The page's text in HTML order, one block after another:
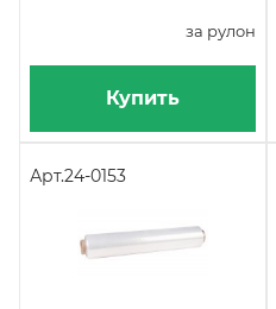
за рулон
Купить
Арт.24-0153